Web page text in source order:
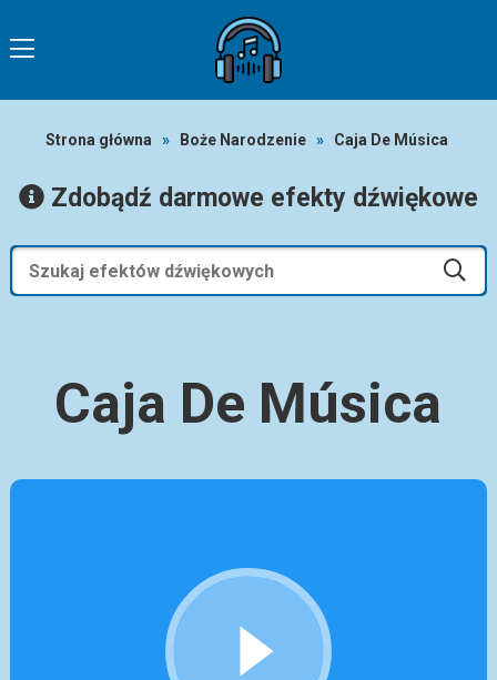
Strona główna » Boże Narodzenie » Caja De Música
Zdobądź darmowe efekty dźwiękowe
Caja De Música